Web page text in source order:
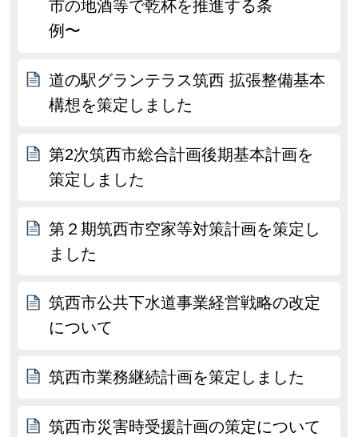
市の地酒等で乾杯を推進する条
例〜
道の駅グランテラス筑西 拡張整備基本
構想を策定しました
第2次筑西市総合計画後期基本計画を
策定しました
第２期筑西市空家等対策計画を策定し
ました
筑西市公共下水道事業経営戦略の改定
について
筑西市業務継続計画を策定しました
筑西市災害時受援計画の策定について